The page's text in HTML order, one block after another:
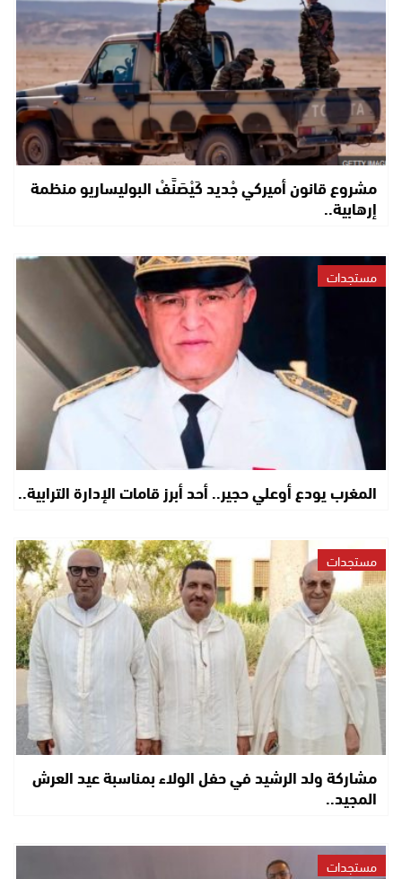
مشروع قانون أميركي جْديد كَيْصَنَّفْ البوليساريو منظمة
إرهابية..
مستجدات
المغرب يودع أوعلي حجير.. أحد أبرز قامات الإدارة الترابية..
مستجدات
مشاركة ولد الرشيد في حفل الولاء بمناسبة عيد العرش
المجيد..
مستجدات